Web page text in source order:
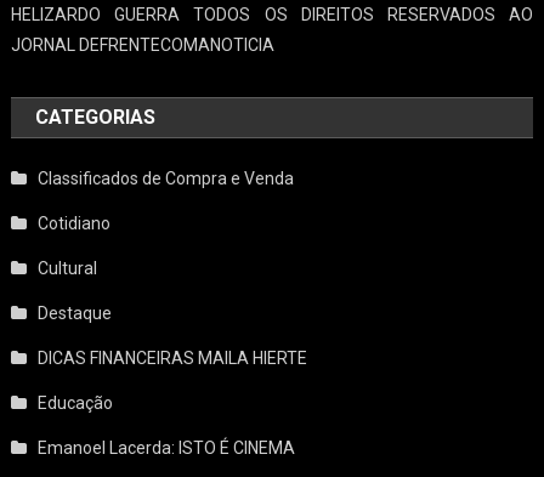
HELIZARDO GUERRA TODOS OS DIREITOS RESERVADOS AO
JORNAL DEFRENTECOMANOTICIA
CATEGORIAS
Classificados de Compra e Venda
Cotidiano
Cultural
Destaque
DICAS FINANCEIRAS MAILA HIERTE
Educação
Emanoel Lacerda: ISTO É CINEMA